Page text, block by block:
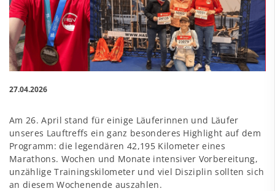
27.04.2026
Am 26. April stand für einige Läuferinnen und Läufer
unseres Lauftreffs ein ganz besonderes Highlight auf dem
Programm: die legendären 42,195 Kilometer eines
Marathons. Wochen und Monate intensiver Vorbereitung,
unzählige Trainingskilometer und viel Disziplin sollten sich
an diesem Wochenende auszahlen.